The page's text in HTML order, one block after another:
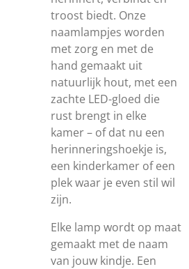
troost biedt. Onze
naamlampjes worden
met zorg en met de
hand gemaakt uit
natuurlijk hout, met een
zachte LED-gloed die
rust brengt in elke
kamer – of dat nu een
herinneringshoekje is,
een kinderkamer of een
plek waar je even stil wil
zijn.
Elke lamp wordt op maat
gemaakt met de naam
van jouw kindje. Een